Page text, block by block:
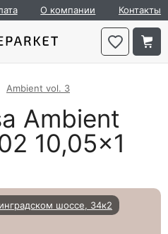
О компании Контакты
Ambient vol. 3
Ambient
10,05×1
шоссе, 34к2